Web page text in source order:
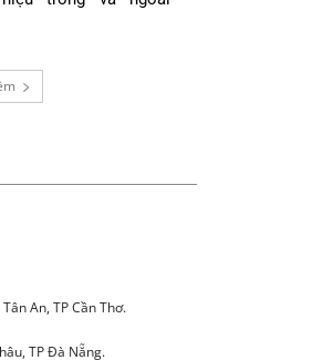
An, TP Cần Thơ.
TP Đà Nẵng.